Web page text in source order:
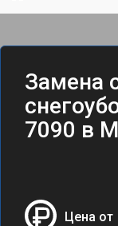
Замена
7090 в
Цена от